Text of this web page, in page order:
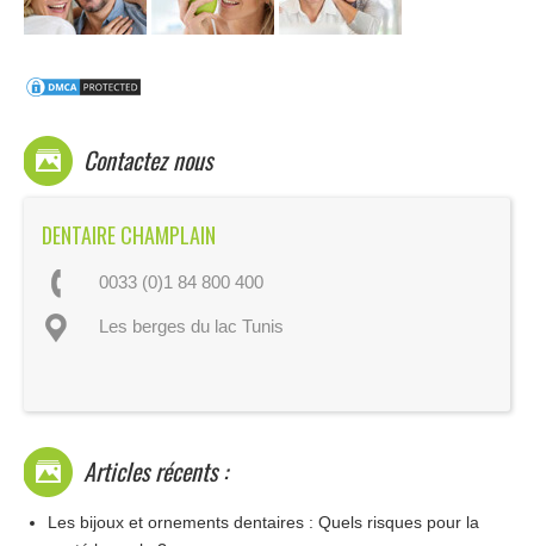
Contactez nous
DENTAIRE CHAMPLAIN
0033 (0)1 84 800 400
Les berges du lac Tunis
Articles récents :
Les bijoux et ornements dentaires : Quels risques pour la